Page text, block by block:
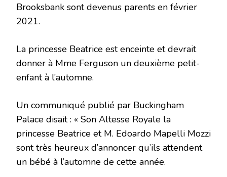
Brooksbank sont devenus parents en février
2021.
La princesse Beatrice est enceinte et devrait
donner à Mme Ferguson un deuxième petit-
enfant à l’automne.
Un communiqué publié par Buckingham
Palace disait : « Son Altesse Royale la
princesse Beatrice et M. Edoardo Mapelli Mozzi
sont très heureux d’annoncer qu’ils attendent
un bébé à l’automne de cette année.